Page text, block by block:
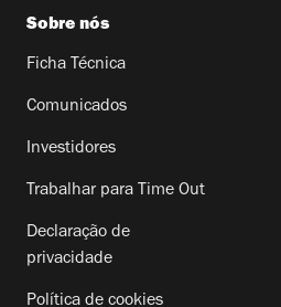
Sobre nós
Ficha Técnica
Comunicados
Investidores
Trabalhar para Time Out
Declaração de
privacidade
Política de cookies